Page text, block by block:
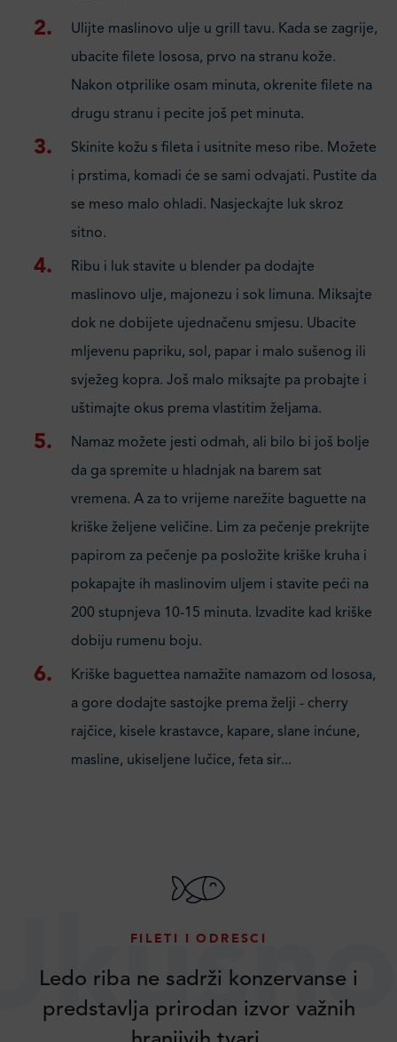
Ulijte maslinovo ulje u grill tavu. Kada se zagrije,
ubacite filete lososa, prvo na stranu kože.
Nakon otprilike osam minuta, okrenite filete na
drugu stranu i pecite još pet minuta.
Skinite kožu s fileta i usitnite meso ribe. Možete
i prstima, komadi će se sami odvajati. Pustite da
se meso malo ohladi. Nasjeckajte luk skroz
sitno.
Ribu i luk stavite u blender pa dodajte
maslinovo ulje, majonezu i sok limuna. Miksajte
dok ne dobijete ujednačenu smjesu. Ubacite
mljevenu papriku, sol, papar i malo sušenog ili
svježeg kopra. Još malo miksajte pa probajte i
uštimajte okus prema vlastitim željama.
Namaz možete jesti odmah, ali bilo bi još bolje
da ga spremite u hladnjak na barem sat
vremena. A za to vrijeme narežite baguette na
kriške željene veličine. Lim za pečenje prekrijte
papirom za pečenje pa posložite kriške kruha i
pokapajte ih maslinovim uljem i stavite peći na
200 stupnjeva 10-15 minuta. Izvadite kad kriške
dobiju rumenu boju.
Kriške baguettea namažite namazom od lososa,
a gore dodajte sastojke prema želji - cherry
rajčice, kisele krastavce, kapare, slane inćune,
masline, ukiseljene lučice, feta sir...
FILETI I ODRESCI
Ledo riba ne sadrži konzervanse i
predstavlja prirodan izvor važnih